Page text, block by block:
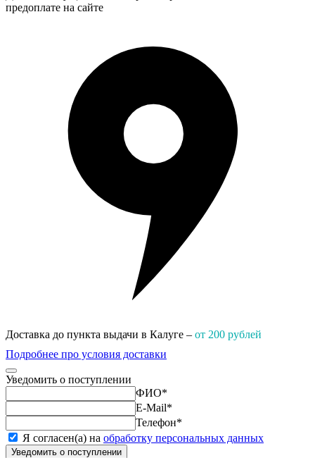
предоплате на сайте
Доставка до пункта выдачи в Калуге – от 200 рублей
Подробнее про условия доставки
Уведомить о поступлении
ФИО*
E-Mail*
Телефон*
Я согласен(а) на обработку персональных данных
Уведомить о поступлении